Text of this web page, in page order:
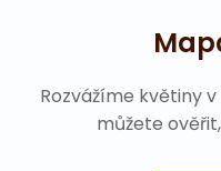
Rozvážíme květiny
můžete